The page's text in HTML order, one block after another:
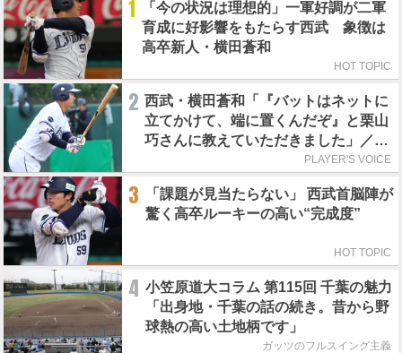
1
「今の状況は理想的」一軍好調が二軍
育成に好影響をもたらす西武 象徴は
高卒新人・横田蒼和
HOT TOPIC
2 西武・横田蒼和「『バットはネットに
立てかけて、端に置くんだぞ』と栗山
巧さんに教えていただきました」／憧
PLAYER'S VOICE
3
「課題が見当たらない」 西武首脳陣が
驚く高卒ルーキーの高い“完成度”
HOT TOPIC
4 小笠原道大コラム 第115回 千葉の魅力
「出身地・千葉の話の続き。昔から野
球熱の高い土地柄です」
ガッツのフルスイング主義